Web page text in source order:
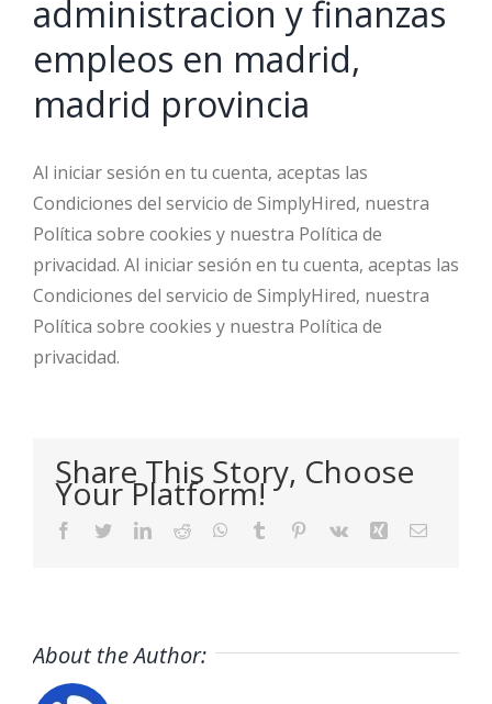
administracion y finanzas
empleos en madrid,
madrid provincia
Al iniciar sesión en tu cuenta, aceptas las
Condiciones del servicio de SimplyHired, nuestra
Política sobre cookies y nuestra Política de
privacidad. Al iniciar sesión en tu cuenta, aceptas las
Condiciones del servicio de SimplyHired, nuestra
Política sobre cookies y nuestra Política de
privacidad.
Share This Story, Choose
Your Platform!
Facebook
TwitterLinkedIn
Reddit WhatsApp
Tumblr Pinterest
Vk Xing Email
About the Author: